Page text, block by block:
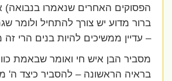
הפסוקים האחרים שנאמרו בנבואה)
ברור מדוע יש צורך להתחיל ולומר
– עדיין ממשיכים להיות בנים הרי זה
מסביר הבן איש חי ואומר שבאמת
בראיה הראשונה – להסביר כיצד ה'